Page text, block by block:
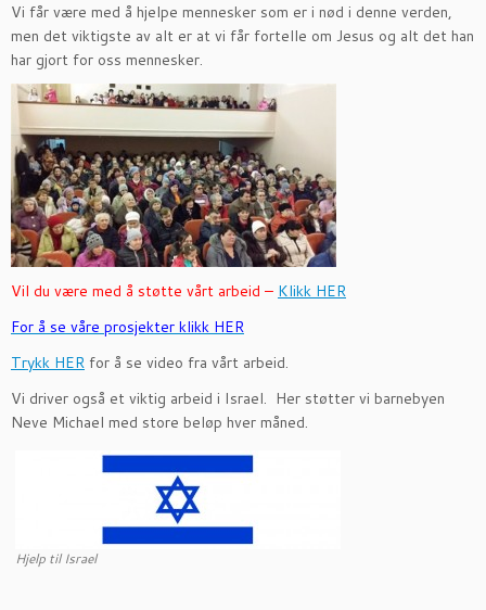
Vi får være med å hjelpe mennesker som er i nød i denne verden,
men det viktigste av alt er at vi får fortelle om Jesus og alt det han
har gjort for oss mennesker.
Vil du være med å støtte vårt arbeid – Klikk HER
For å se våre prosjekter klikk HER
Trykk HER for å se video fra vårt arbeid.
Vi driver også et viktig arbeid i Israel. Her støtter vi barnebyen
Neve Michael med store beløp hver måned.
Hjelp til Israel